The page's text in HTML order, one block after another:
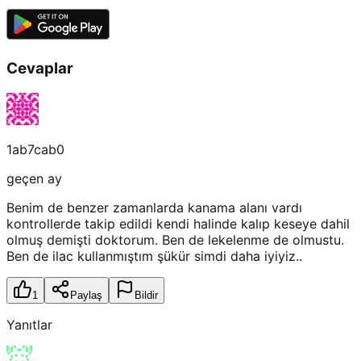
Cevaplar
1ab7cab0
geçen ay
Benim de benzer zamanlarda kanama alanı vardı
kontrollerde takip edildi kendi halinde kalıp keseye dahil
olmuş demişti doktorum. Ben de lekelenme de olmustu.
Ben de ilac kullanmıştım şükür simdi daha iyiyiz..
1 Paylaş Bildir
Yanıtlar